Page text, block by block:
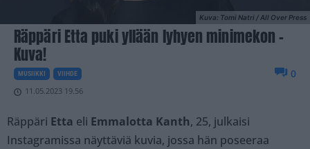
Kuva: Tomi Natri / All Over Press
Räppäri Etta puki yllään lyhyen minimekon –
Kuva!
MUSIIKKI VIIHDE
11.05.2023 19.56
0
Räppäri Etta eli Emmalotta Kanth, 25, julkaisi
Instagramissa näyttäviä kuvia, jossa hän poseeraa